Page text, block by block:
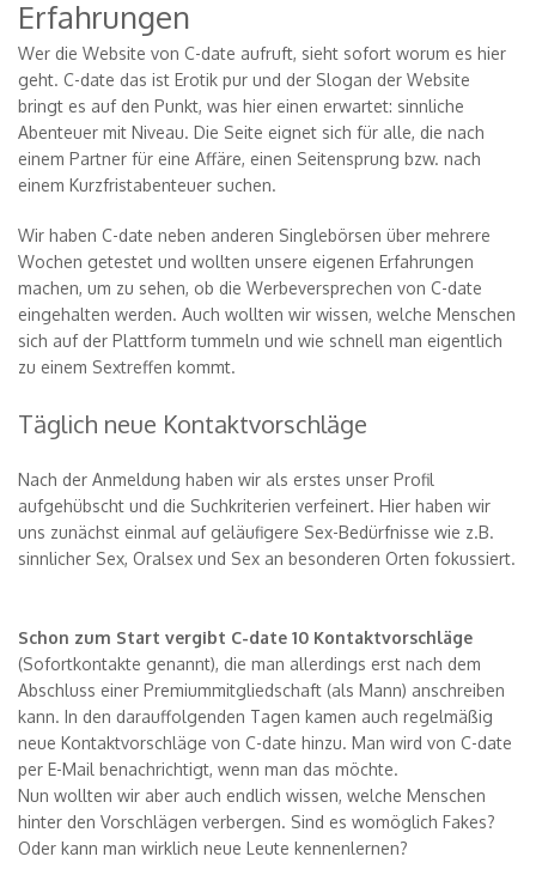
Erfahrungen
Wer die Website von C-date aufruft, sieht sofort worum es hier
geht. C-date das ist Erotik pur und der Slogan der Website
bringt es auf den Punkt, was hier einen erwartet: sinnliche
Abenteuer mit Niveau. Die Seite eignet sich für alle, die nach
einem Partner für eine Affäre, einen Seitensprung bzw. nach
einem Kurzfristabenteuer suchen.
Wir haben C-date neben anderen Singlebörsen über mehrere
Wochen getestet und wollten unsere eigenen Erfahrungen
machen, um zu sehen, ob die Werbeversprechen von C-date
eingehalten werden. Auch wollten wir wissen, welche Menschen
sich auf der Plattform tummeln und wie schnell man eigentlich
zu einem Sextreffen kommt.
Täglich neue Kontaktvorschläge
Nach der Anmeldung haben wir als erstes unser Profil
aufgehübscht und die Suchkriterien verfeinert. Hier haben wir
uns zunächst einmal auf geläufigere Sex-Bedürfnisse wie z.B.
sinnlicher Sex, Oralsex und Sex an besonderen Orten fokussiert.
Schon zum Start vergibt C-date 10 Kontaktvorschläge
(Sofortkontakte genannt), die man allerdings erst nach dem
Abschluss einer Premiummitgliedschaft (als Mann) anschreiben
kann. In den darauffolgenden Tagen kamen auch regelmäßig
neue Kontaktvorschläge von C-date hinzu. Man wird von C-date
per E-Mail benachrichtigt, wenn man das möchte.
Nun wollten wir aber auch endlich wissen, welche Menschen
hinter den Vorschlägen verbergen. Sind es womöglich Fakes?
Oder kann man wirklich neue Leute kennenlernen?